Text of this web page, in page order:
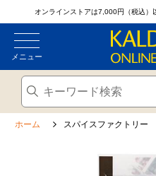
オンラインストアは7,000円（税込）
メニュー
ホーム スパイスファクトリ